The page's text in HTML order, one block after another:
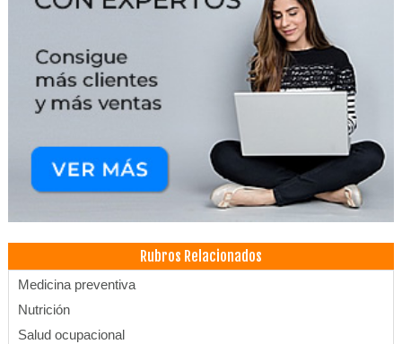
Rubros Relacionados
Medicina preventiva
Nutrición
Salud ocupacional